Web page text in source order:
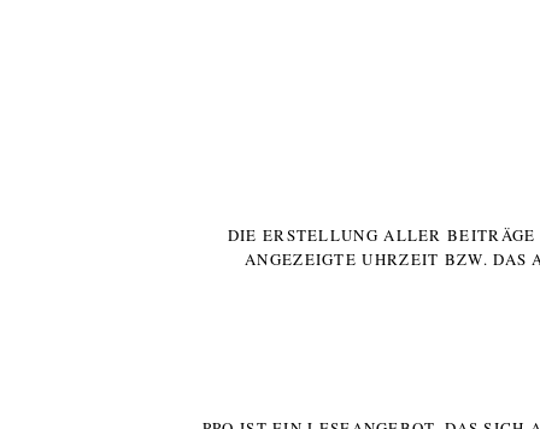
DIE ERSTELLUNG ALLER
ANGEZEIGTE UHRZEIT BZW. DAS